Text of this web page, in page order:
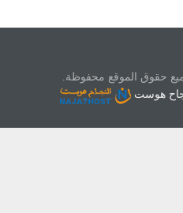
هوست